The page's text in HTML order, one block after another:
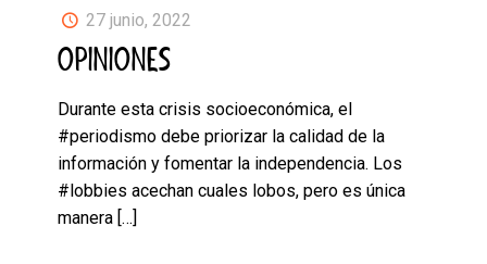
27 junio, 2022
OPINIONES
Durante esta crisis socioeconómica, el
#periodismo debe priorizar la calidad de la
información y fomentar la independencia. Los
#lobbies acechan cuales lobos, pero es única
manera […]